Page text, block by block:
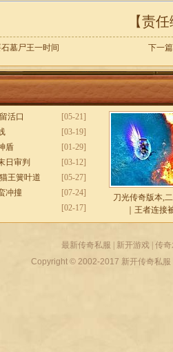
【责
墓尸王一时间 下一
[05-21]
活口
[03-19]
[01-29]
盾
[03-12]
日审判
[05-27]
王簧叶道
[07-24]
冲撞
[02-17]
刀光传奇版本,
｜王者连接
最新传奇私服 新开游戏 传
Copyright © 2002-2017 新开传奇私服